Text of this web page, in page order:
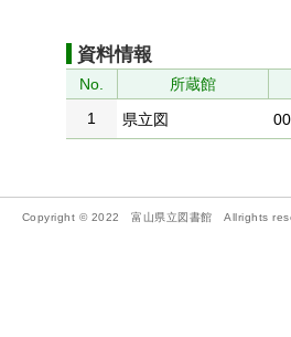
資料情報
No. 所蔵館
1
県立図
Copyright © 2022 富山県立図書館 Allrights